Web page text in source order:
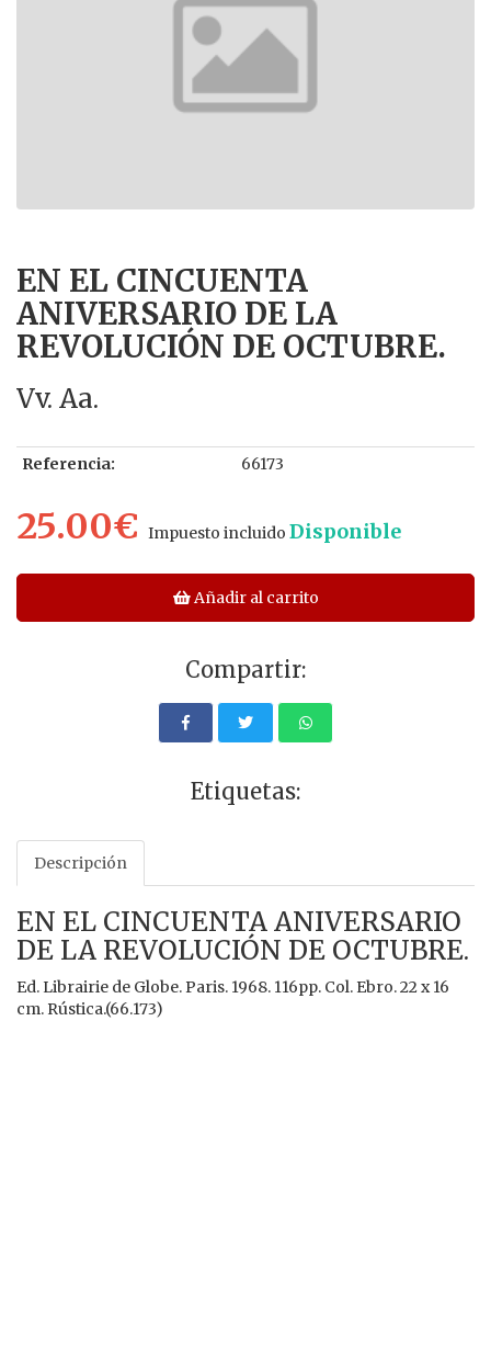
EN EL CINCUENTA
ANIVERSARIO DE LA
REVOLUCIÓN DE OCTUBRE.
Vv. Aa.
Referencia: 66173
25.00€ Impuesto incluido Disponible
Añadir al carrito
Compartir:
Etiquetas:
Descripción
EN EL CINCUENTA ANIVERSARIO
DE LA REVOLUCIÓN DE OCTUBRE.
Ed. Librairie de Globe. Paris. 1968. 116pp. Col. Ebro. 22 x 16
cm. Rústica.(66.173)